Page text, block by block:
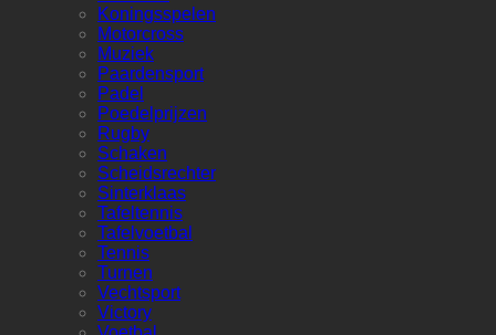
Koningsspelen
Motorcross
Muziek
Paardensport
Padel
Poedelprijzen
Rugby
Schaken
Scheidsrechter
Sinterklaas
Tafeltennis
Tafelvoetbal
Tennis
Turnen
Vechtsport
Victory